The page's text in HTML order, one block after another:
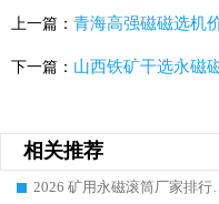
上一篇： 青海高强磁磁选机
下一篇： 山西铁矿干选永磁
相关推荐
2026 矿用永磁滚筒厂家排